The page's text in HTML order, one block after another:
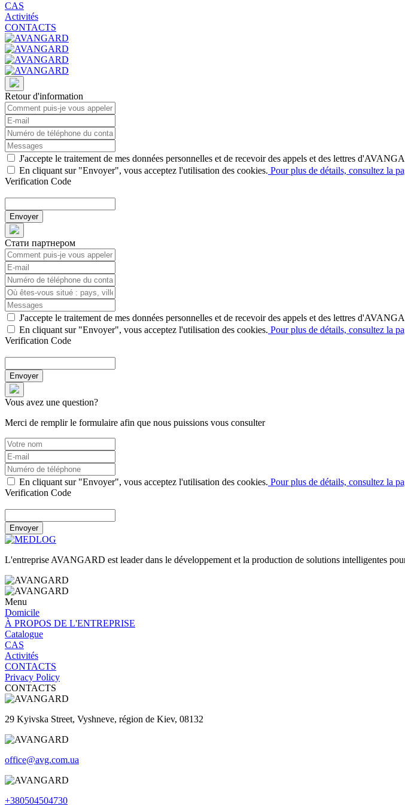
CAS
Activités
CONTACTS
Retour d'information
J'accepte le traitement de mes données personnelles et de recevoir des appels et des lettres
En cliquant sur "Envoyer", vous acceptez l'utilisation des cookies. Pour plus de détails, consultez la
Verification Code
Envoyer
Стати партнером
J'accepte le traitement de mes données personnelles et de recevoir des appels et des lettres
En cliquant sur "Envoyer", vous acceptez l'utilisation des cookies. Pour plus de détails, consultez la
Verification Code
Envoyer
Vous avez une question?
Merci de remplir le formulaire afin que nous puissions vous consulter
En cliquant sur "Envoyer", vous acceptez l'utilisation des cookies. Pour plus de détails, consultez la
Verification Code
Envoyer
L'entreprise AVANGARD est leader dans le développement et la production de solutions intelligentes
Menu
Domicile
À PROPOS DE L'ENTREPRISE
Catalogue
CAS
Activités
CONTACTS
Privacy Policy
CONTACTS
29 Kyivska Street, Vyshneve, région de Kiev, 08132
office@avg.com.ua
+380504504730